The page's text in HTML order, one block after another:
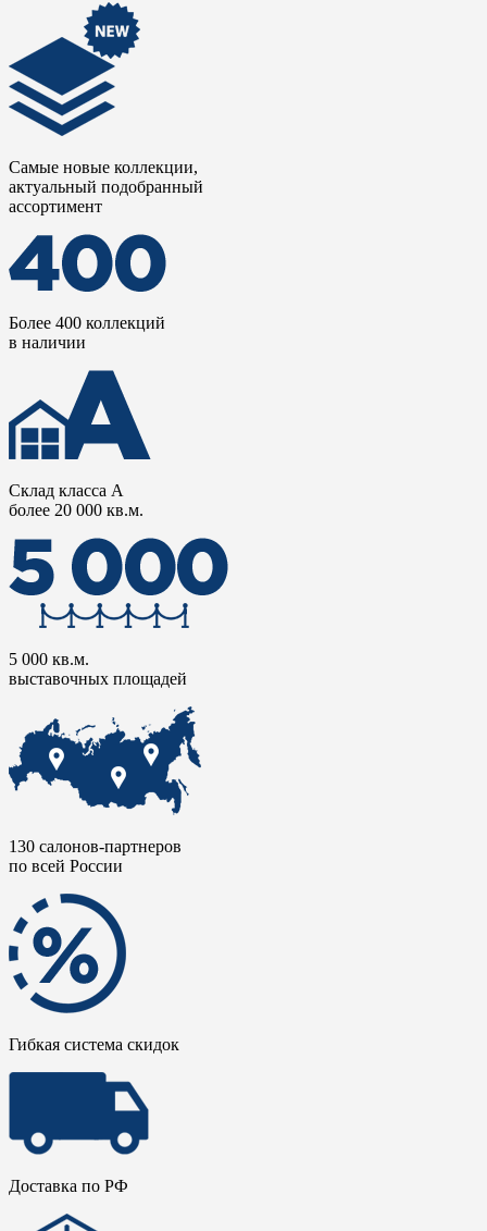
Самые новые коллекции,
актуальный подобранный
ассортимент
Более 400 коллекций
в наличии
Склад класса А
более 20 000 кв.м.
5 000 кв.м.
выставочных площадей
130 салонов-партнеров
по всей России
Гибкая система скидок
Доставка по РФ